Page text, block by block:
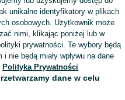
Kup
unikalne identyfikatory w plikach
osobowych. Użytkownik może
nimi, klikając poniżej lub w
prywatności. Te wybory będą
nie będą miały wpływu na dane
Polityka Prywatności
dane w celu